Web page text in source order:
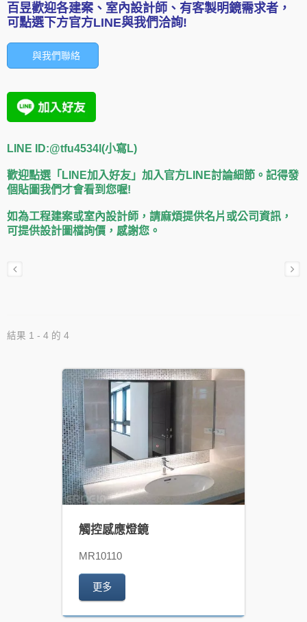
百昱歡迎各建案、室內設計師、有客製明鏡需求者，
可點選下方官方LINE與我們洽詢!
與我們聯絡
LINE ID:@tfu4534l(小寫L)
歡迎點選「LINE加入好友」加入官方LINE討論細節。記得發
個貼圖我們才會看到您喔!
如為工程建案或室內設計師，請麻煩提供名片或公司資訊，
可提供設計圖檔詢價，感謝您。
結果 1 - 4 的 4
觸控感應燈鏡
MR10110
更多